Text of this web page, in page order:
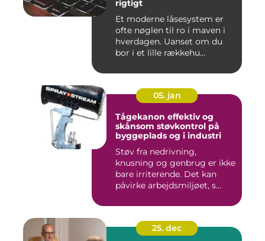
rigtigt
Et moderne låsesystem er
ofte nøglen til ro i maven i
hverdagen. Uanset om du
bor i et lille rækkehu...
05. jan
Tågekanon effektiv og
skånsom støvkontrol på
byggeplads og i industri
Støv fra nedrivning,
knusning og genbrug er ikke
bare irriterende. Det kan
påvirke arbejdsmiljøet, s...
25. dec